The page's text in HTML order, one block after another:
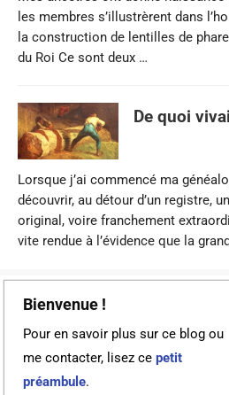
les membres s’illustrèrent dans
la construction de lentilles de
du Roi Ce sont deux …
De quoi
Lorsque j’ai commencé ma
découvrir, au détour d’un registre,
original, voire franchement
vite rendue à l’évidence que la
Bienvenue !
Pour en savoir plus sur ce blog ou
me contacter, lisez cepetit
préambule.